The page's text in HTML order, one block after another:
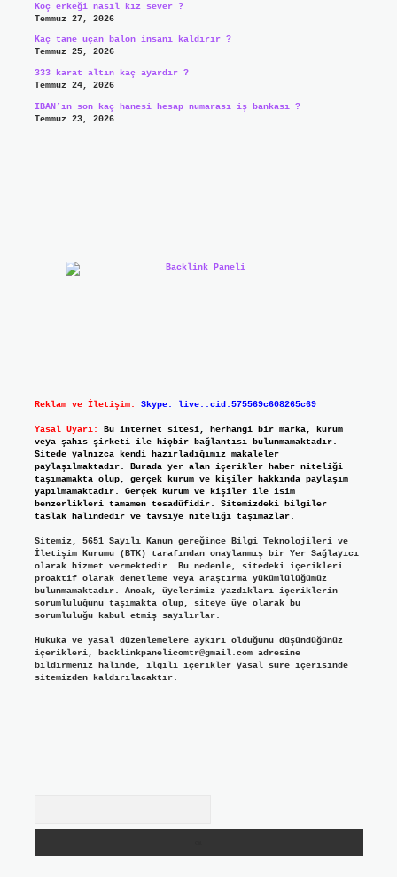
Koç erkeği nasıl kız sever ?
Temmuz 27, 2026
Kaç tane uçan balon insanı kaldırır ?
Temmuz 25, 2026
333 karat altın kaç ayardır ?
Temmuz 24, 2026
IBAN’ın son kaç hanesi hesap numarası iş bankası ?
Temmuz 23, 2026
Reklam ve İletişim: Skype: live:.cid.575569c608265c69
Yasal Uyarı:
Bu internet sitesi, herhangi bir marka, kurum
veya şahıs şirketi ile hiçbir bağlantısı bulunmamaktadır.
Sitede yalnızca kendi hazırladığımız makaleler
paylaşılmaktadır. Burada yer alan içerikler haber niteliği
taşımamakta olup, gerçek kurum ve kişiler hakkında paylaşım
yapılmamaktadır. Gerçek kurum ve kişiler ile isim
benzerlikleri tamamen tesadüfidir. Sitemizdeki bilgiler
taslak halindedir ve tavsiye niteliği taşımazlar.
Sitemiz, 5651 Sayılı Kanun gereğince Bilgi Teknolojileri ve
İletişim Kurumu (BTK) tarafından onaylanmış bir Yer Sağlayıcı
olarak hizmet vermektedir. Bu nedenle, sitedeki içerikleri
proaktif olarak denetleme veya araştırma yükümlülüğümüz
bulunmamaktadır. Ancak, üyelerimiz yazdıkları içeriklerin
sorumluluğunu taşımakta olup, siteye üye olarak bu
sorumluluğu kabul etmiş sayılırlar.
Hukuka ve yasal düzenlemelere aykırı olduğunu düşündüğünüz
içerikleri, backlinkpanelicomtr@gmail.comadresine
bildirmeniz halinde, ilgili içerikler yasal süre içerisinde
sitemizden kaldırılacaktır.